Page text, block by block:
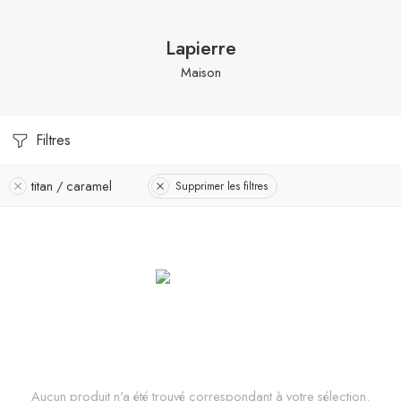
Lapierre
Maison
Filtres
titan / caramel Supprimer les filtres
Aucun produit n'a été trouvé correspondant à votre sélection.